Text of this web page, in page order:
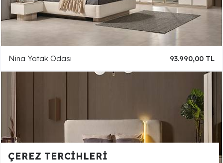
Nina Yatak Odası 93.990,00 TL
ÇEREZ TERCIHLERI